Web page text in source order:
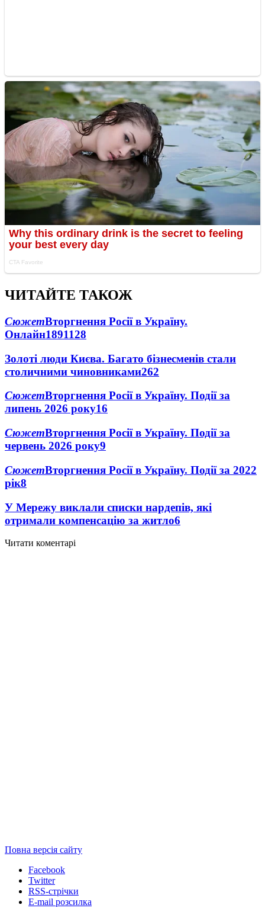
ЧИТАЙТЕ ТАКОЖ
СюжетВторгнення Росії в Україну.
Онлайн1891128
Золоті люди Києва. Багато бізнесменів стали
столичними чиновниками262
СюжетВторгнення Росії в Україну. Події за
липень 2026 року16
СюжетВторгнення Росії в Україну. Події за
червень 2026 року9
СюжетВторгнення Росії в Україну. Події за 2022
рік8
У Мережу виклали списки нардепів, які
отримали компенсацію за житло6
Читати коментарі
Повна версія сайту
Facebook
Twitter
RSS-стрічки
E-mail розсилка